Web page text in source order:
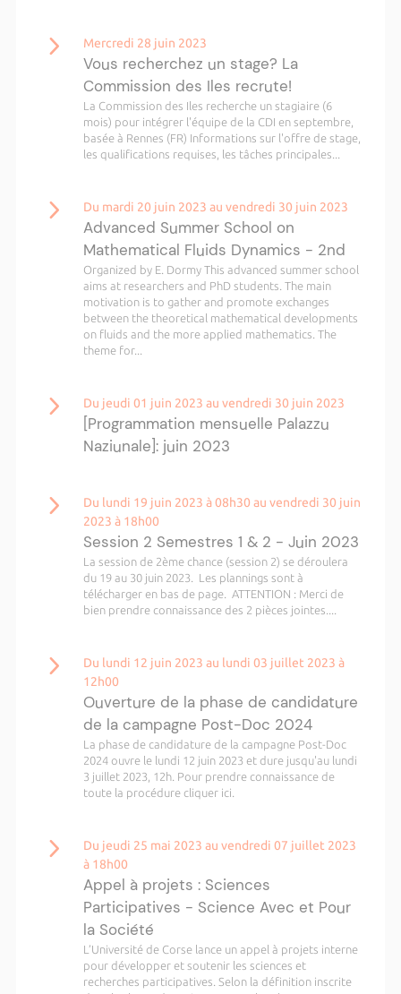
Mercredi 28 juin 2023
Vous recherchez un stage? La
Commission des Iles recrute!
La Commission des Iles recherche un stagiaire (6
mois) pour intégrer l'équipe de la CDI en septembre,
basée à Rennes (FR) Informations sur l'offre de stage,
les qualifications requises, les tâches principales...
Du mardi 20 juin 2023 au vendredi 30 juin 2023
Advanced Summer School on
Mathematical Fluids Dynamics - 2nd
Organized by E. Dormy This advanced summer school
aims at researchers and PhD students. The main
motivation is to gather and promote exchanges
between the theoretical mathematical developments
on fluids and the more applied mathematics. The
theme for...
Du jeudi 01 juin 2023 au vendredi 30 juin 2023
[Programmation mensuelle Palazzu
Naziunale]: juin 2023
Du lundi 19 juin 2023 à 08h30 au vendredi 30 juin
2023 à 18h00
Session 2 Semestres 1 & 2 - Juin 2023
La session de 2ème chance (session 2) se déroulera
du 19 au 30 juin 2023. Les plannings sont à
télécharger en bas de page. ATTENTION : Merci de
bien prendre connaissance des 2 pièces jointes....
Du lundi 12 juin 2023 au lundi 03 juillet 2023 à
12h00
Ouverture de la phase de candidature
de la campagne Post-Doc 2024
La phase de candidature de la campagne Post-Doc
2024 ouvre le lundi 12 juin 2023 et dure jusqu'au lundi
3 juillet 2023, 12h. Pour prendre connaissance de
toute la procédure cliquer ici.
Du jeudi 25 mai 2023 au vendredi 07 juillet 2023
à 18h00
Appel à projets : Sciences
Participatives - Science Avec et Pour
la Société
L’Université de Corse lance un appel à projets interne
pour développer et soutenir les sciences et
recherches participatives. Selon la définition inscrite